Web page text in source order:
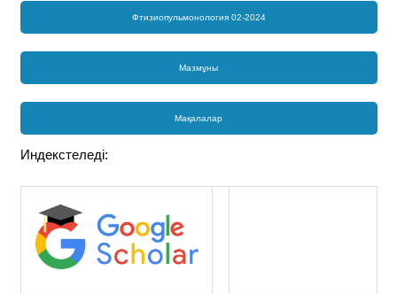
Фтизиопульмонология 02-2024
Мазмұны
Мақалалар
Индекстеледі: